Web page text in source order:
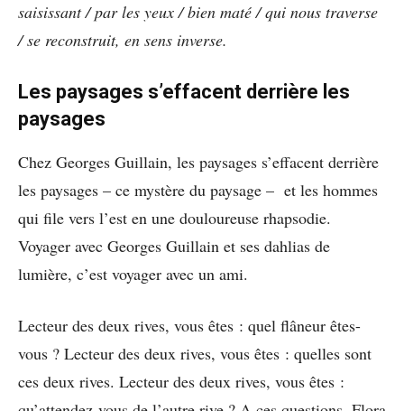
saisissant / par les yeux / bien maté / qui nous traverse
/ se reconstruit, en sens inverse.
Les paysages s’effacent derrière les
paysages
Chez Georges Guillain, les paysages s’effacent derrière
les paysages – ce mystère du paysage – et les hommes
qui file vers l’est en une douloureuse rhapsodie.
Voyager avec Georges Guillain et ses dahlias de
lumière, c’est voyager avec un ami.
Lecteur des deux rives, vous êtes : quel flâneur êtes-
vous ? Lecteur des deux rives, vous êtes : quelles sont
ces deux rives. Lecteur des deux rives, vous êtes :